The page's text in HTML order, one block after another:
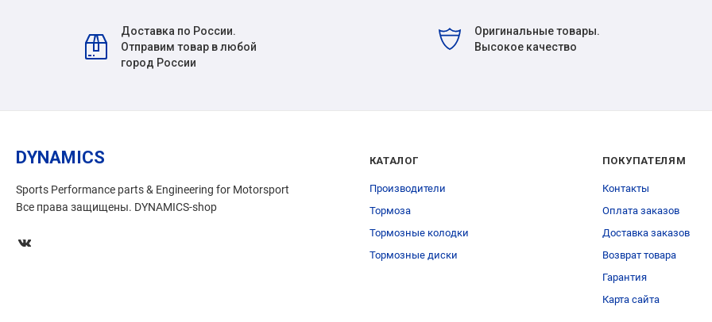
Доставка по России.
Отправим товар в любой
город России
Оригинальные товары.
Высокое качество
DYNAMICS
Sports Performance parts & Engineering for Motorsport
Все права защищены. DYNAMICS-shop
КАТАЛОГ
Производители
Тормоза
Тормозные колодки
Тормозные диски
ПОКУПАТЕЛЯМ
Контакты
Оплата заказов
Доставка заказов
Возврат товара
Гарантия
Карта сайта